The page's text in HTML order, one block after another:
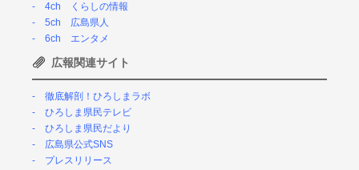
4ch くらしの情報
5ch 広島県人
6ch エンタメ
広報関連サイト
徹底解剖！ひろしまラボ
ひろしま県民テレビ
ひろしま県民だより
広島県公式SNS
プレスリリース